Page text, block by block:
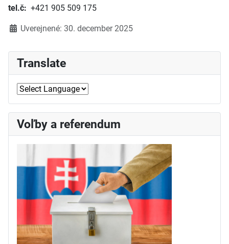
Translate
Voľby a referendum
tel.č: +421 905 509 175
DetailyUverejnené: 30. december 2025